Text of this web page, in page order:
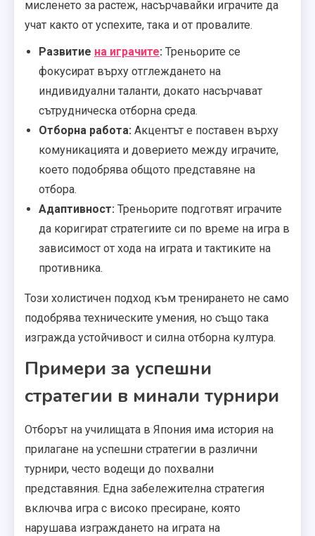
мисленето за растеж, насърчавайки играчите да
учат както от успехите, така и от провалите.
Развитие на играчите: Треньорите се
фокусират върху отглеждането на
индивидуални таланти, докато насърчават
сътрудническа отборна среда.
Отборна работа: Акцентът е поставен върху
комуникацията и доверието между играчите,
което подобрява общото представяне на
отбора.
Адаптивност: Треньорите подготвят играчите
да коригират стратегиите си по време на игра в
зависимост от хода на играта и тактиките на
противника.
Този холистичен подход към тренирането не само
подобрява техническите умения, но също така
изгражда устойчивост и силна отборна култура.
Примери за успешни
стратегии в минали турнири
Отборът на училищата в Япония има история на
прилагане на успешни стратегии в различни
турнири, често водещи до похвални
представяния. Една забележителна стратегия
включва игра с високо пресиране, която
нарушава изграждането на играта на